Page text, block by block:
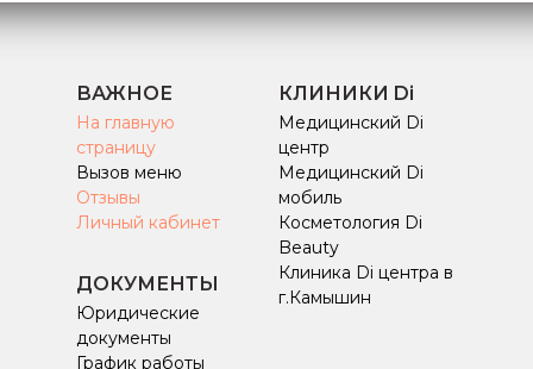
ВАЖНОЕ КЛИНИКИ Di
ДОКУМЕНТЫ
Медицинский Di
центр
Медицинский Di
мобиль
Косметология Di
Beauty
Клиника Di центра в
г.Камышин
На главную
страницу
Вызов меню
Отзывы
Личный кабинет
Юридические
документы
График работы